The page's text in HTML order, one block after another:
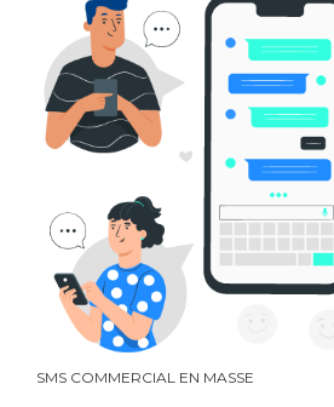
SMS COMMERCIAL EN MASSE